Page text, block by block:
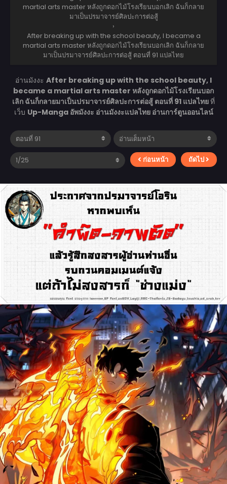
martial arts master หลังถูกดอกไม้โรงเรียนบอกเลิก ฉันก็กลาย
มาเป็นปรมาจารย์ศิลปะการต่อสู้
›
After breaking up with the school beauty, I became a
martial arts master หลังถูกดอกไม้โรงเรียนบอกเลิก ฉันก็กลาย
มาเป็นปรมาจารย์ศิลปะการต่อสู้ ตอนที่ 91 แปลไทย
อ่านมังงะ After breaking up with the school beauty, I
became a martial arts master หลังถูกดอกไม้โรงเรียนบอก
เลิก ฉันก็กลายมาเป็นปรมาจารย์ศิลปะการต่อสู้ ตอนที่ 91 แปลไทยที่
เว็บ Up-Manga อัพมังงะ อ่านมังงะแปลไทย อ่านการ์ตูนออนไลน์
ก่อนหน้า ถัดไป